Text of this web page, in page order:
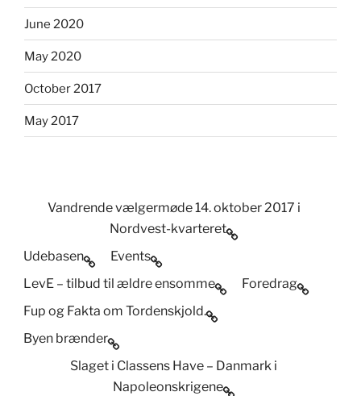
June 2020
May 2020
October 2017
May 2017
Vandrende vælgermøde 14. oktober 2017 i
Nordvest-kvarteret
Udebasen
Events
LevE – tilbud til ældre ensomme
Foredrag
Fup og Fakta om Tordenskjold.
Byen brænder
Slaget i Classens Have – Danmark i
Napoleonskrigene